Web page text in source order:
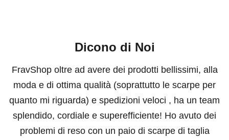
Dicono di Noi
FravShop oltre ad avere dei prodotti bellissimi, alla
moda e di ottima qualità (soprattutto le scarpe per
quanto mi riguarda) e spedizioni veloci , ha un team
splendido, cordiale e superefficiente! Ho avuto dei
problemi di reso con un paio di scarpe di taglia